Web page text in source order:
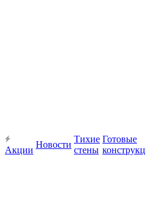
Акции
Новости
Тихие
стены
Готовые